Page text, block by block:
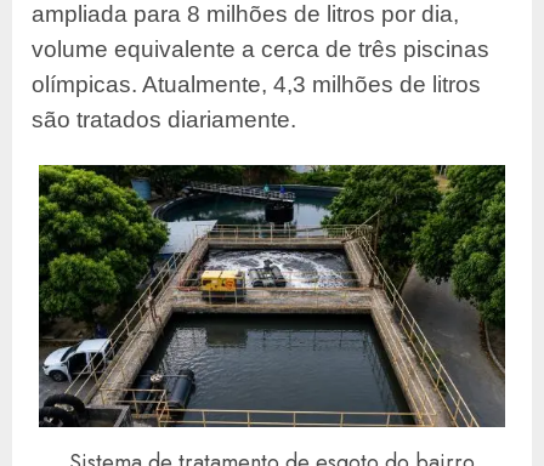
ampliada para 8 milhões de litros por dia,
volume equivalente a cerca de três piscinas
olímpicas. Atualmente, 4,3 milhões de litros
são tratados diariamente.